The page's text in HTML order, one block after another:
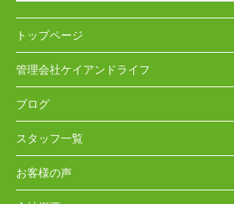
トップページ
管理会社ケイアンドライフ
ブログ
スタッフ一覧
お客様の声